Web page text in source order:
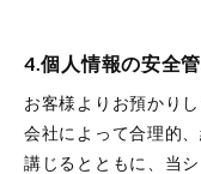
4.個人情報の安全
お客様よりお預かり
会社によって合理的
講じるとともに、当